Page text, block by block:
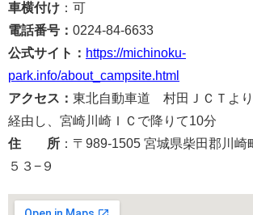
車横付け ：可
電話番号： 0224-84-6633
公式サイト： https://michinoku-
park.info/about_campsite.html
アクセス： 東北自動車道 村田ＪＣＴよ
経由し、宮崎川崎ＩＣで降りて10分
住 所 ：〒989-1505 宮城県柴田郡川
５３−９